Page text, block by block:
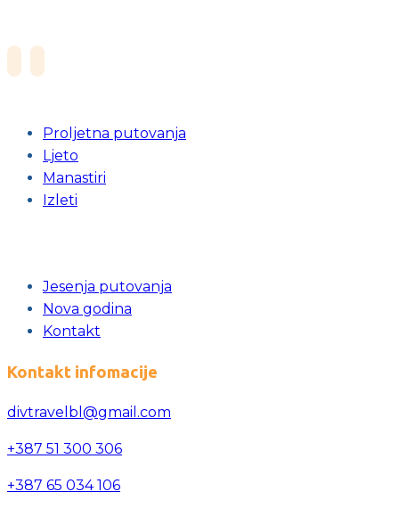
Proljetna putovanja
Ljeto
Manastiri
Izleti
Jesenja putovanja
Nova godina
Kontakt
Kontakt infomacije
divtravelbl@gmail.com
+387 51 300 306
+387 65 034 106